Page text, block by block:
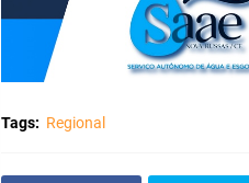
Tags: Regional